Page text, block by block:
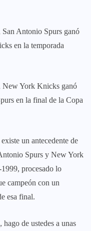
Antonio Spurs ganó
en la temporada
New York Knicks ganó
en la final de la Copa
un antecedente de
Spurs y New York
procesado lo
campeón con un
esa final.
de ustedes a unas